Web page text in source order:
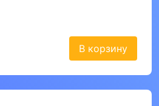
В корзину